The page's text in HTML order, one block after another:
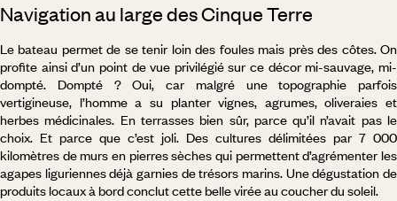
Navigation au large des Cinque Terre
Le bateau permet de se tenir loin des foules mais près des côtes. On
profite ainsi d’un point de vue privilégié sur ce décor mi-sauvage, mi-
dompté. Dompté ? Oui, car malgré une topographie parfois
vertigineuse, l’homme a su planter vignes, agrumes, oliveraies et
herbes médicinales. En terrasses bien sûr, parce qu’il n’avait pas le
choix. Et parce que c’est joli. Des cultures délimitées par 7 000
kilomètres de murs en pierres sèches qui permettent d’agrémenter les
agapes liguriennes déjà garnies de trésors marins. Une dégustation de
produits locaux à bord conclut cette belle virée au coucher du soleil.